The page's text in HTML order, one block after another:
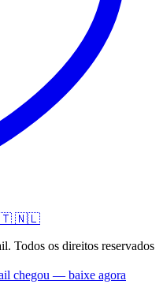
🇳🇱
Todos os direitos reservados
chegou — baixe agora